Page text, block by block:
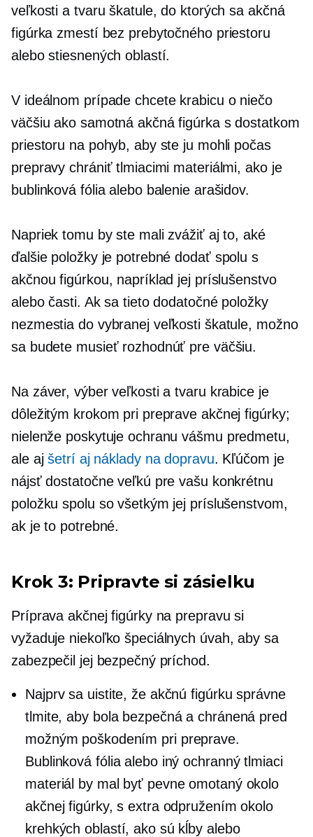
veľkosti a tvaru škatule, do ktorých sa akčná
figúrka zmestí bez prebytočného priestoru
alebo stiesnených oblastí.
V ideálnom prípade chcete krabicu o niečo
väčšiu ako samotná akčná figúrka s dostatkom
priestoru na pohyb, aby ste ju mohli počas
prepravy chrániť tlmiacimi materiálmi, ako je
bublinková fólia alebo balenie arašidov.
Napriek tomu by ste mali zvážiť aj to, aké
ďalšie položky je potrebné dodať spolu s
akčnou figúrkou, napríklad jej príslušenstvo
alebo časti. Ak sa tieto dodatočné položky
nezmestia do vybranej veľkosti škatule, možno
sa budete musieť rozhodnúť pre väčšiu.
Na záver, výber veľkosti a tvaru krabice je
dôležitým krokom pri preprave akčnej figúrky;
nielenže poskytuje ochranu vášmu predmetu,
ale ajšetrí aj náklady na dopravu. Kľúčom je
nájsť dostatočne veľkú pre vašu konkrétnu
položku spolu so všetkým jej príslušenstvom,
ak je to potrebné.
Krok 3: Pripravte si zásielku
Príprava akčnej figúrky na prepravu si
vyžaduje niekoľko špeciálnych úvah, aby sa
zabezpečil jej bezpečný príchod.
Najprv sa uistite, že akčnú figúrku správne
tlmite, aby bola bezpečná a chránená pred
možným poškodením pri preprave.
Bublinková fólia alebo iný ochranný tlmiaci
materiál by mal byť pevne omotaný okolo
akčnej figúrky, s extra odpružením okolo
krehkých oblastí, ako sú kĺby alebo